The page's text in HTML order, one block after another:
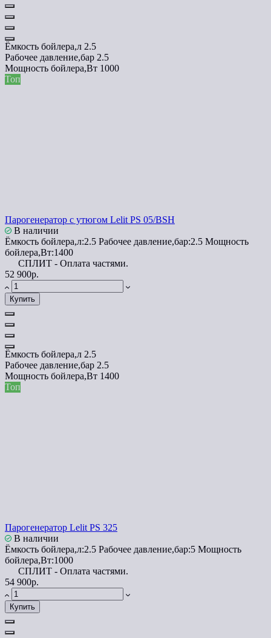
Ёмкость бойлера,л 2.5
Рабочее давление,бар 2.5
Мощность бойлера,Вт 1000
Топ
Парогенератор с утюгом Lelit PS 05/BSH
В наличии
Ёмкость бойлера,л:2.5 Рабочее давление,бар:2.5 Мощность
бойлера,Вт:1400
СПЛИТ - Оплата частями.
52 900р.
Купить
Ёмкость бойлера,л 2.5
Рабочее давление,бар 2.5
Мощность бойлера,Вт 1400
Топ
Парогенератор Lelit PS 325
В наличии
Ёмкость бойлера,л:2.5 Рабочее давление,бар:5 Мощность
бойлера,Вт:1000
СПЛИТ - Оплата частями.
54 900р.
Купить